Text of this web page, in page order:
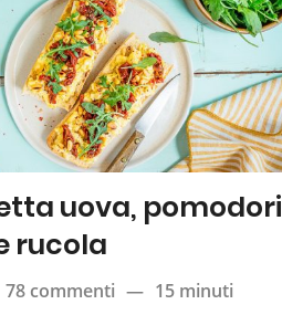
uova, pomodori
rucola
78 commenti — 15 minuti